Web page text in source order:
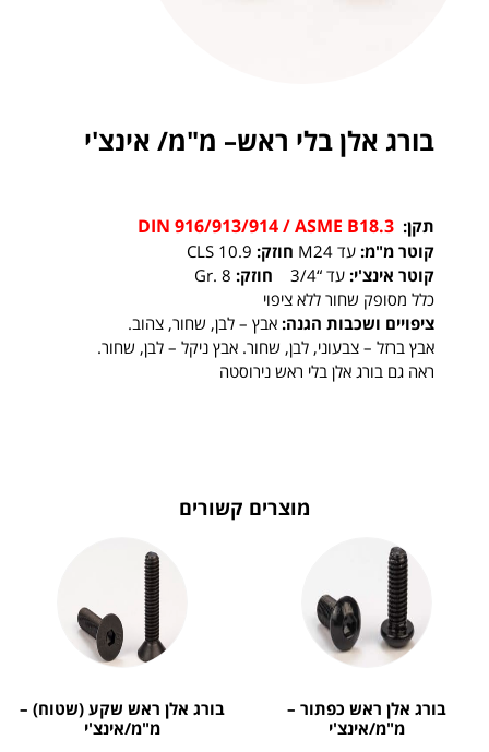
בורג אלן בלי ראש– מ"מ/ אינצ'י
תקן:
קוטר מ"מ: עד M24 חוזק:
קוטר אינצ'י: עד “3/4 חוזק:
כלל מסופק שחור ללא ציפוי
ציפויים ושכבות הגנה: אבץ – לבן, שחור, צהוב.
אבץ ברזל – צבעוני, לבן, שחור. אבץ ניקל – לבן, שחור.
ראה גם בורג אלן בלי ראש נירוסטה
מוצרים קשורים
בורג אלן ראש כפתור –
מ"מ/אינצ'י
בורג אלן ראש שקע (שטוח) –
מ"מ/אינצ'י